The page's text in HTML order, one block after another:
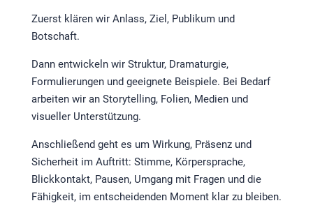
Zuerst klären wir Anlass, Ziel, Publikum und
Botschaft.
Dann entwickeln wir Struktur, Dramaturgie,
Formulierungen und geeignete Beispiele. Bei Bedarf
arbeiten wir an Storytelling, Folien, Medien und
visueller Unterstützung.
Anschließend geht es um Wirkung, Präsenz und
Sicherheit im Auftritt: Stimme, Körpersprache,
Blickkontakt, Pausen, Umgang mit Fragen und die
Fähigkeit, im entscheidenden Moment klar zu bleiben.